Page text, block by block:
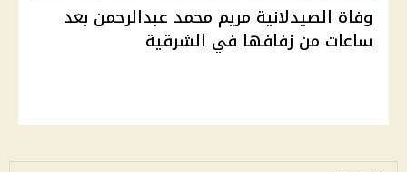
وفاة الصيدلانية مريم محمد عبدالرحمن بعد
ساعات من زفافها في الشرقية